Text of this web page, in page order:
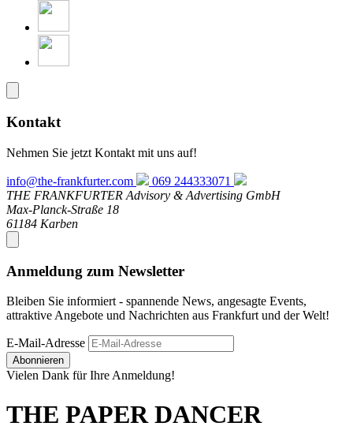
Kontakt
Nehmen Sie jetzt Kontakt mit uns auf!
info@the-frankfurter.com
069 244333071
THE FRANKFURTER Advisory & Advertising GmbH
Max-Planck-Straße 18
61184 Karben
Anmeldung zum Newsletter
Bleiben Sie informiert - spannende News, angesagte Events,
attraktive Angebote und Nachrichten aus Frankfurt und der Welt!
E-Mail-Adresse
Abonnieren
Vielen Dank für Ihre Anmeldung!
THE PAPER DANCER